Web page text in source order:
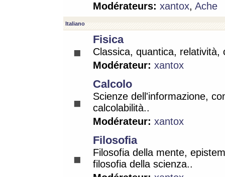
Modérateurs: xantox, Ache
Italiano
Fisica
Classica, quantica, relatività,
Modérateur: xantox
Calcolo
Scienze dell'informazione,
calcolabilità..
Modérateur: xantox
Filosofia
Filosofia della mente,
filosofia della scienza..